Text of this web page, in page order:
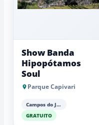
Show Banda
Hipopótamos
Soul
Parque Capivari
Campos do Jordão
GRATUITO